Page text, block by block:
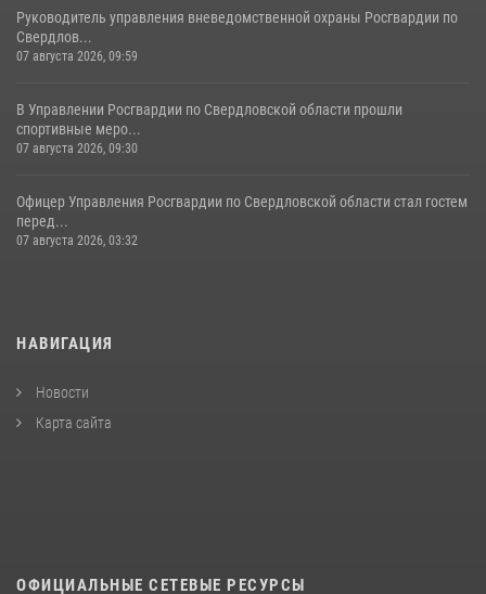
Руководитель управления вневедомственной охраны Росгвардии по
Свердлов...
07 августа 2026, 09:59
В Управлении Росгвардии по Свердловской области прошли
спортивные меро...
07 августа 2026, 09:30
Офицер Управления Росгвардии по Свердловской области стал гостем
перед...
07 августа 2026, 03:32
НАВИГАЦИЯ
Новости
Карта сайта
ОФИЦИАЛЬНЫЕ СЕТЕВЫЕ РЕСУРСЫ